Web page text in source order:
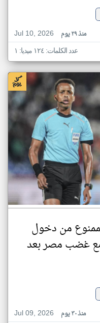
Jul 10, 2026
منذ ٢٩ يوم
عدد الكلمات: ١٢٤ ميديا: ١
من دخول
مع غضب مصر بعد
Jul 09, 2026
منذ ٣٠ يوم